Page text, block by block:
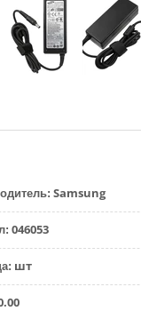
: Samsung
: 046053
: шт